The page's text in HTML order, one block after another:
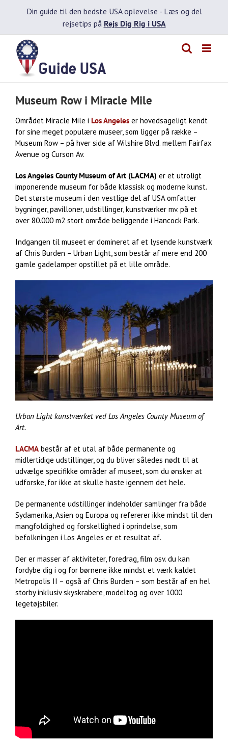
Din guide til den bedste USA oplevelse - Læs og del
rejsetips på Rejs Dig Rig i USA
Museum Row i Miracle Mile
Området Miracle Mile i Los Angeles er hovedsageligt kendt
for sine meget populære museer, som ligger på række –
Museum Row – på hver side af Wilshire Blvd. mellem Fairfax
Avenue og Curson Av.
Los Angeles County Museum of Art (LACMA) er et utroligt
imponerende museum for både klassisk og moderne kunst.
Det største museum i den vestlige del af USA omfatter
bygninger, pavilloner, udstillinger, kunstværker mv. på et
over 80.000 m2 stort område beliggende i Hancock Park.
Indgangen til museet er domineret af et lysende kunstværk
af Chris Burden – Urban Light, som består af mere end 200
gamle gadelamper opstillet på et lille område.
Urban Light kunstværket ved Los Angeles County Museum of
Art.
LACMA består af et utal af både permanente og
midlertidige udstillinger, og du bliver således nødt til at
udvælge specifikke områder af museet, som du ønsker at
udforske, for ikke at skulle haste igennem det hele.
De permanente udstillinger indeholder samlinger fra både
Sydamerika, Asien og Europa og refererer ikke mindst til den
mangfoldighed og forskellighed i oprindelse, som
befolkningen i Los Angeles er et resultat af.
Der er masser af aktiviteter, foredrag, film osv. du kan
fordybe dig i og for børnene ikke mindst et værk kaldet
Metropolis II – også af Chris Burden – som består af en hel
storby inklusiv skyskrabere, modeltog og over 1000
legetøjsbiler.